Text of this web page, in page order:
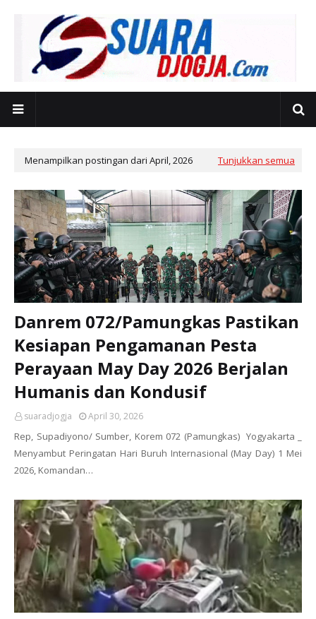
Menampilkan postingan dari April, 2026 Tunjukkan semua
Danrem 072/Pamungkas Pastikan
Kesiapan Pengamanan Pesta
Perayaan May Day 2026 Berjalan
Humanis dan Kondusif
suaradjogja April 30, 2026
Rep, Supadiyono/ Sumber, Korem 072 (Pamungkas) Yogyakarta _
Menyambut Peringatan Hari Buruh Internasional (May Day) 1 Mei
2026, Komandan…